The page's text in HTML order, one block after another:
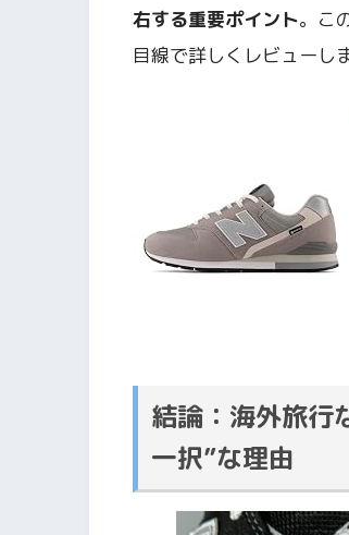
右する重要ポイント。こ
目線で詳しくレビューし
結論：海外旅行
一択”な理由